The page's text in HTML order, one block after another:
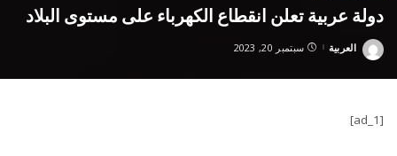
دولة عربية تعلن انقطاع الكهرباء على مستوى البلاد
Posted
العربية سبتمبر 20, 2023
[ad_1]